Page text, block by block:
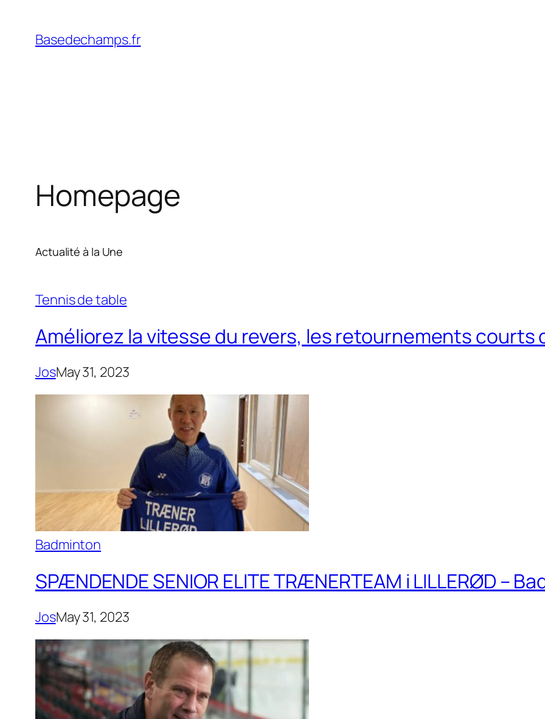
content
Basedechamps.fr
Homepage
Actualité à la Une
Tennis de table
Améliorez la vitesse du revers, les retournements courts
JosMay 31, 2023
Badminton
SPÆNDENDE SENIOR ELITE TRÆNERTEAM i LILLERØD –
JosMay 31, 2023